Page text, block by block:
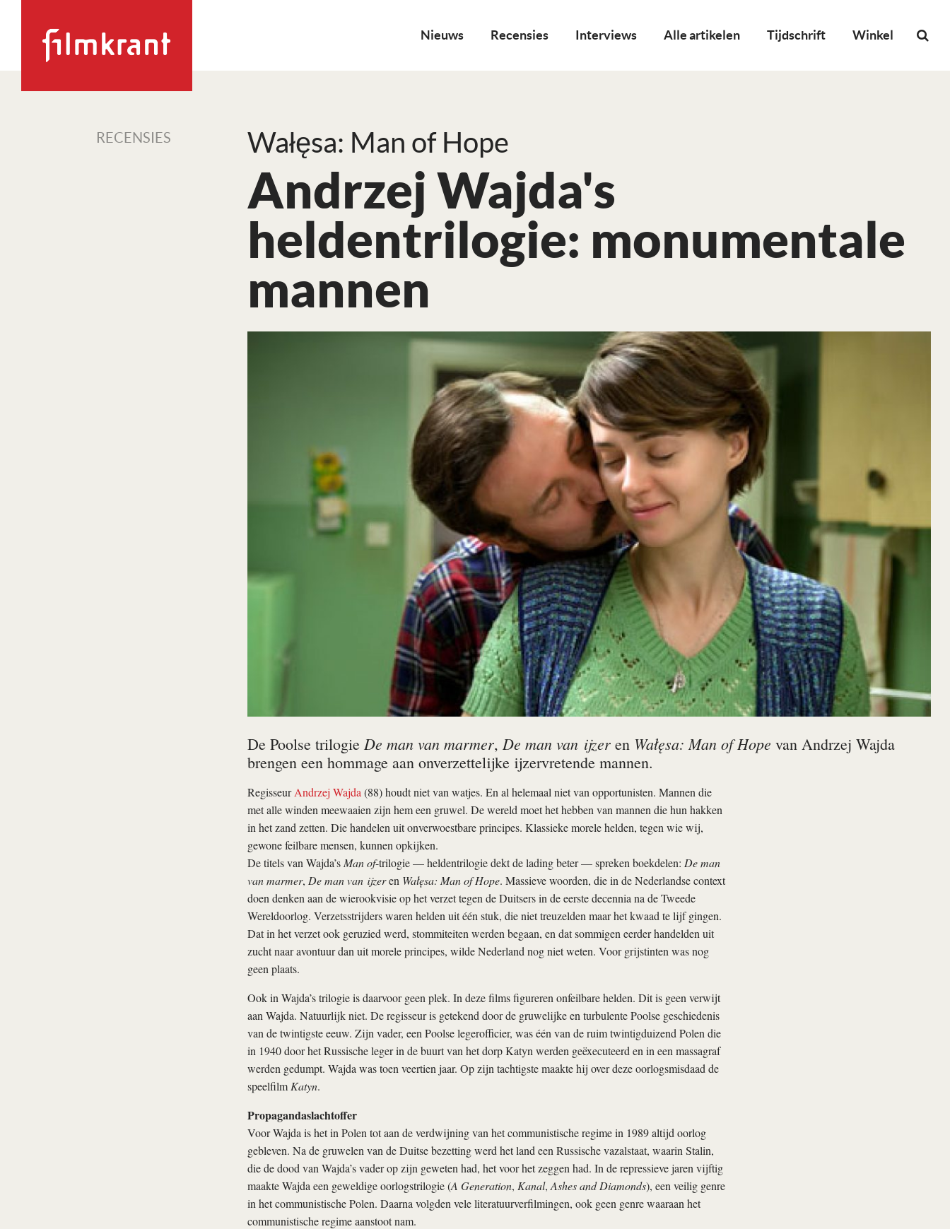
Nieuws Recensies Interviews Alle artikelen Tijdschrift Winkel
RECENSIES Wałęsa: Man of Hope
Andrzej Wajda's
heldentrilogie: monumentale
mannen
De Poolse trilogie De man van marmer, De man van ijzeren Wałęsa: Man of Hope van Andrzej Wajda
brengen een hommage aan onverzette­lijke ijzervretende mannen.
RegisseurAndrzej Wajda (88) houdt niet van watjes. En al helemaal niet van opportunisten. Mannen die
met alle winden meewaaien zijn hem een gruwel. De wereld moet het hebben van mannen die hun hakken
in het zand zetten. Die handelen uit onverwoestbare principes. Klassieke morele helden, tegen wie wij,
gewone feilbare mensen, kunnen opkijken.
De titels van Wajda’s Man of-trilogie — heldentrilogie dekt de lading beter — spreken boekdelen: De man
van marmer, De man van ijzeren Wałęsa: Man of Hope. Massieve woorden, die in de Nederlandse context
doen denken aan de wierookvisie op het verzet tegen de Duitsers in de eerste decennia na de Tweede
Wereldoorlog. Verzetsstrijders waren helden uit één stuk, die niet treuzelden maar het kwaad te lijf gingen.
Dat in het verzet ook geruzied werd, stommiteiten werden begaan, en dat sommigen eerder handelden uit
zucht naar avontuur dan uit morele principes, wilde Nederland nog niet weten. Voor grijstinten was nog
geen plaats.
Ook in Wajda’s trilogie is daarvoor geen plek. In deze films figureren onfeilbare helden. Dit is geen verwijt
aan Wajda. Natuurlijk niet. De regisseur is getekend door de gruwelijke en turbulente Poolse geschiedenis
van de twintigste eeuw. Zijn vader, een Poolse legerofficier, was één van de ruim twintigduizend Polen die
in 1940 door het Russische leger in de buurt van het dorp Katyn werden geëxecuteerd en in een massagraf
werden gedumpt. Wajda was toen veertien jaar. Op zijn tachtigste maakte hij over deze oorlogsmisdaad de
speelfilm Katyn.
Propagandaslachtoffer
Voor Wajda is het in Polen tot aan de verdwijning van het communistische regime in 1989 altijd oorlog
gebleven. Na de gruwelen van de Duitse bezetting werd het land een Russische vazalstaat, waarin Stalin,
die de dood van Wajda’s vader op zijn geweten had, het voor het zeggen had. In de repressieve jaren vijftig
maakte Wajda een geweldige oorlogstrilogie (A Generation, Kanal, Ashes and Diamonds), een veilig genre
in het communistische Polen. Daarna volgden vele literatuurverfilmingen, ook geen genre waaraan het
communistische regime aanstoot nam.